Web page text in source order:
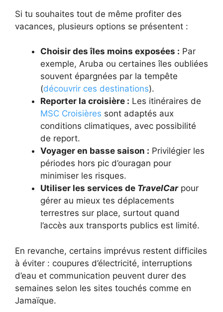
Si tu souhaites tout de même profiter des
vacances, plusieurs options se présentent :
Choisir des îles moins exposées : Par
exemple, Aruba ou certaines îles oubliées
souvent épargnées par la tempête
(découvrir ces destinations).
Reporter la croisière : Les itinéraires de
MSC Croisières sont adaptés aux
conditions climatiques, avec possibilité
de report.
Voyager en basse saison : Privilégier les
périodes hors pic d’ouragan pour
minimiser les risques.
Utiliser les services de TravelCarpour
gérer au mieux tes déplacements
terrestres sur place, surtout quand
l’accès aux transports publics est limité.
En revanche, certains imprévus restent difficiles
à éviter : coupures d’électricité, interruptions
d’eau et communication peuvent durer des
semaines selon les sites touchés comme en
Jamaïque.